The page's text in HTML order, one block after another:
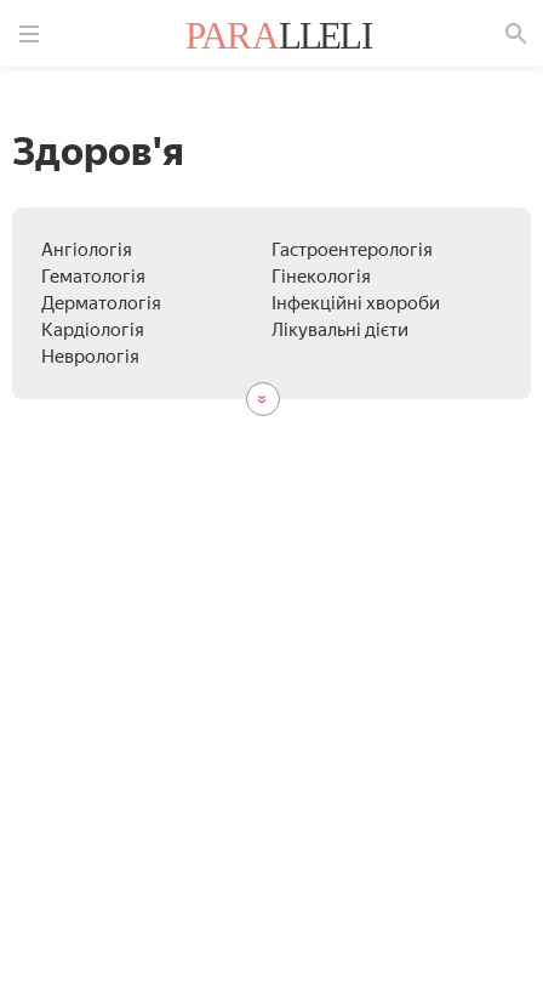
Здоров'я
Ангіологія
Гастроентерологія
Гематологія
Гінекологія
Дерматологія
Інфекційні хвороби
Кардіологія
Лікувальні дієти
Неврологія
Нетрадиційна медицина
Онкологія
Отоларингологія
Офтальмологія
Педіатрія
Проктологія
Пульмонологія
Ревматологія
Стоматологія
Токсикологія та Наркологія
Травматологія
УрологіяФармакологія
Ендокринологія